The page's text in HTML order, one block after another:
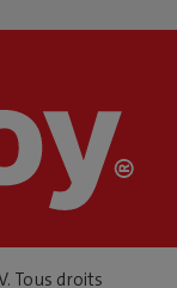
Tous droits